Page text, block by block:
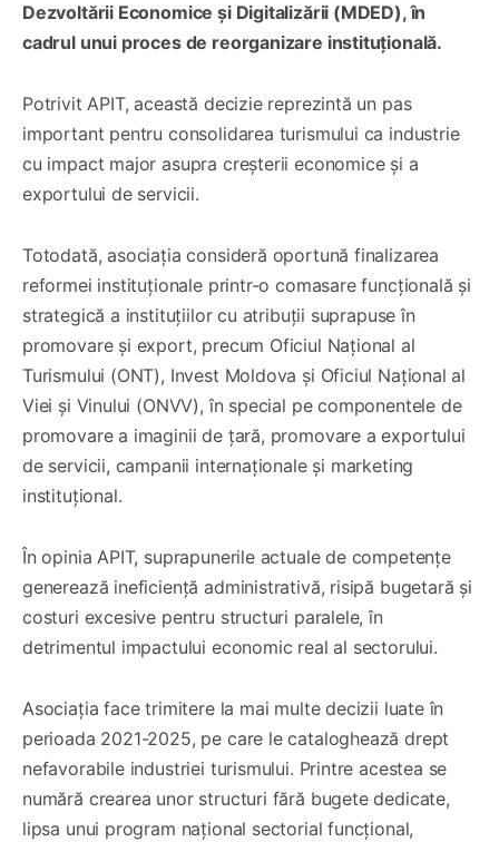
Dezvoltării Economice și Digitalizării (MDED), în
cadrul unui proces de reorganizare instituțională.
Potrivit APIT, această decizie reprezintă un pas
important pentru consolidarea turismului ca industrie
cu impact major asupra creșterii economice și a
exportului de servicii.
Totodată, asociația consideră oportună finalizarea
reformei instituționale printr-o comasare funcțională și
strategică a instituțiilor cu atribuții suprapuse în
promovare și export, precum Oficiul Național al
Turismului (ONT), Invest Moldova și Oficiul Național al
Viei și Vinului (ONVV), în special pe componentele de
promovare a imaginii de țară, promovare a exportului
de servicii, campanii internaționale și marketing
instituțional.
În opinia APIT, suprapunerile actuale de competențe
generează ineficiență administrativă, risipă bugetară și
costuri excesive pentru structuri paralele, în
detrimentul impactului economic real al sectorului.
Asociația face trimitere la mai multe decizii luate în
perioada 2021-2025, pe care le cataloghează drept
nefavorabile industriei turismului. Printre acestea se
numără crearea unor structuri fără bugete dedicate,
lipsa unui program național sectorial funcțional,